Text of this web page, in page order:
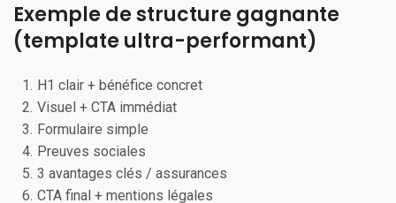
Exemple de structure gagnante
(template ultra-performant)
H1 clair + bénéfice concret
Visuel + CTA immédiat
Formulaire simple
Preuves sociales
3 avantages clés / assurances
CTA final + mentions légales